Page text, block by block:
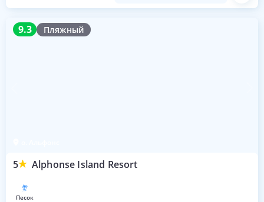
9.3 Пляжный
5 Alphonse Island Resort
9.3
песок